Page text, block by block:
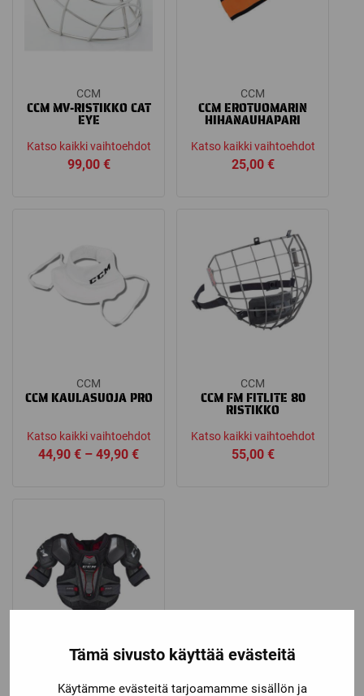
Tämä sivusto käyttää evästeitä
Käytämme evästeitä tarjoamamme sisällön ja
CCM
CCM MV-RISTIKKO CAT
EYE
Katso kaikki vaihtoehdot
99,00 €
CCM
CCM EROTUOMARIN
HIHANAUHAPARI
Katso kaikki vaihtoehdot
25,00 €
CCM
CCM KAULASUOJA PRO
Katso kaikki vaihtoehdot
44,90€ – 49,90€Price
CCM
CCM FM FITLITE 80
RISTIKKO
Katso kaikki vaihtoehdot
55,00 €
CCM JETSPEED FT1